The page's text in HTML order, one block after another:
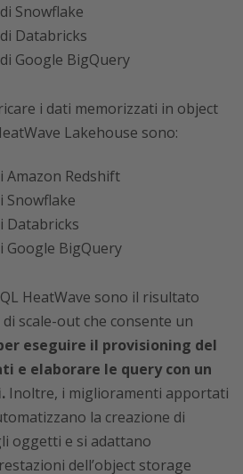
Snowflake
Databricks
Google BigQuery
i dati memorizzati in object
Lakehouse sono:
Amazon Redshift
Snowflake
Databricks
Google BigQuery
HeatWave sono il risultato
scale-out che consente un
eseguire il provisioning del
e elaborare le query con un
Inoltre, i miglioramenti apportati
la creazione di
oggetti e si adattano
dell’object storage